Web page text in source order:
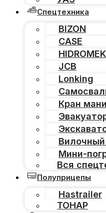
Спецтехника
BIZON
CASE
HIDROMEK
JCB
Lonking
Кран
Вилочный
Мини-
Вся
Полуприцепы
Hastrailer
ТОНАР